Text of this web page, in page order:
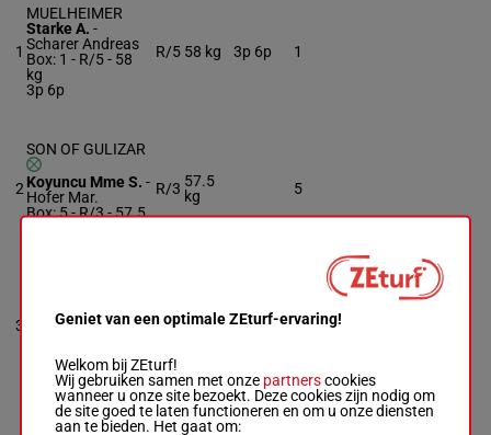
1
MUELHEIMER
Starke A. -
Scharer Andreas
Box: 1 - R/5 - 58
kg
3p 6p
R/5 58 kg 3p 6p 1
2
SON OF GULIZAR
Koyuncu Mme S. -
Hofer Mar.
Box: 5 -R/3 -57.5
R/3 57.5
kg
5
3
Schiergen P.
M/456 kg 3p 3
QUETAME
Geniet van een optimale ZEturf-ervaring!
Welkom bij ZEturf!
Wij gebruiken samen met onze partnerscookies
wanneer u onze site bezoekt. Deze cookies zijn nodig om
de site goed te laten functioneren en om u onze diensten
aan te bieden. Het gaat om: